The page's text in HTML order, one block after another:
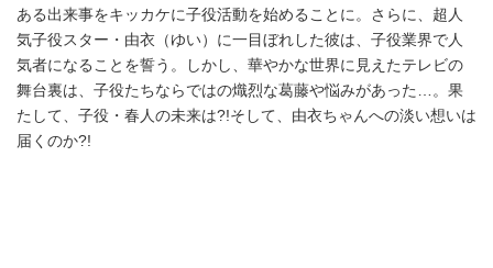
ある出来事をキッカケに子役活動を始めることに。さらに、超人
気子役スター・由衣（ゆい）に一目ぼれした彼は、子役業界で人
気者になることを誓う。しかし、華やかな世界に見えたテレビの
舞台裏は、子役たちならではの熾烈な葛藤や悩みがあった…。果
たして、子役・春人の未来は?!そして、由衣ちゃんへの淡い想いは
届くのか?!